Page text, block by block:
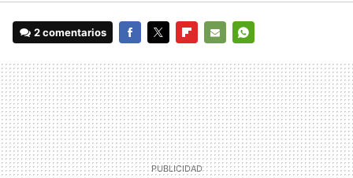
2 comentarios
MAIL